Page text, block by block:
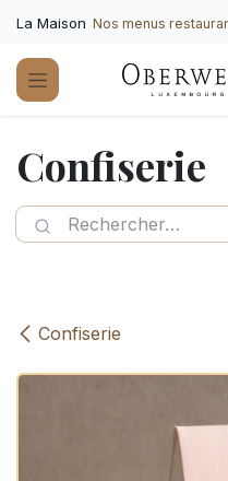
La Maison Nos menus
Confiserie
Confiserie